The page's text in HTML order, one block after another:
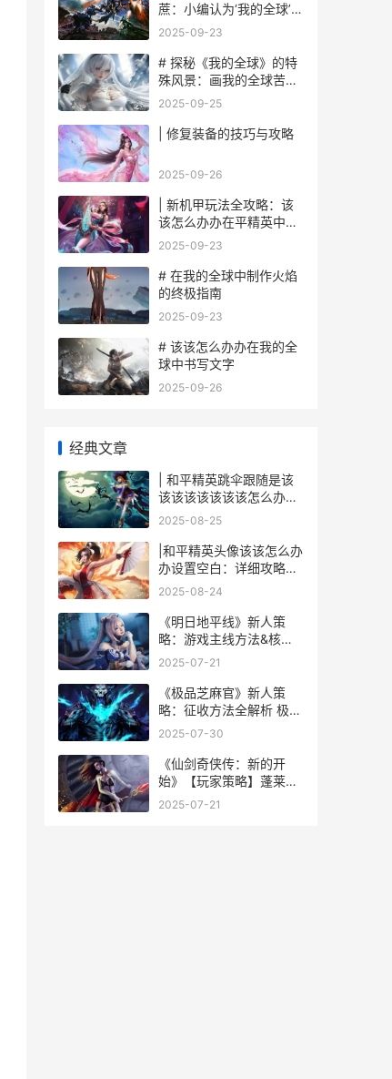
蔗：小编认为‘我的全球’里
面迈向甜蜜之旅
2025-09-23
# 探秘《我的全球》的特
殊风景：画我的全球苦力
怕
2025-09-25
| 修复装备的技巧与攻略
2025-09-26
| 新机甲玩法全攻略：该
该怎么办办在平精英中战
无不胜
2025-09-23
# 在我的全球中制作火焰
的终极指南
2025-09-23
# 该该怎么办办在我的全
球中书写文字
2025-09-26
经典文章
| 和平精英跳伞跟随是该
该该该该该该该怎么办办
办办办办办办分配的
2025-08-25
|和平精英头像该该怎么办
办设置空白：详细攻略与
技巧|
2025-08-24
《明日地平线》新人策
略：游戏主线方法&核心
机制说明 明日地平线sp英
2025-07-21
《极品芝麻官》新人策
略：征收方法全解析 极品
芝麻官攻略
2025-07-30
《仙剑奇侠传：新的开
始》【玩家策略】蓬莱速
通宝典：骰子憋住 仙剑奇
2025-07-21